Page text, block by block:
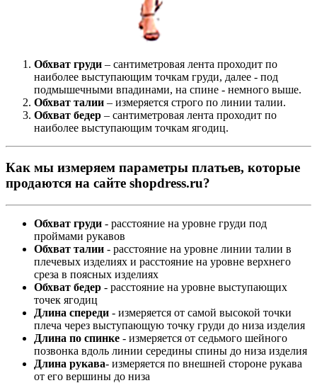
Обхват груди – сантиметровая лента проходит по
наиболее выступающим точкам груди, далее - под
подмышечными впадинами, на спине - немного выше.
Обхват талии – измеряется строго по линии талии.
Обхват бедер – сантиметровая лента проходит по
наиболее выступающим точкам ягодиц.
Как мы измеряем параметры платьев, которые
продаются на сайте shopdress.ru?
Обхват груди - расстояние на уровне груди под
проймами рукавов
Обхват талии - расстояние на уровне линии талии в
плечевых изделиях и расстояние на уровне верхнего
среза в поясных изделиях
Обхват бедер - расстояние на уровне выступающих
точек ягодиц
Длина спереди - измеряется от самой высокой точки
плеча через выступающую точку груди до низа изделия
Длина по спинке - измеряется от седьмого шейного
позвонка вдоль линии середины спины до низа изделия
Длина рукава- измеряется по внешней стороне рукава
от его вершины до низа